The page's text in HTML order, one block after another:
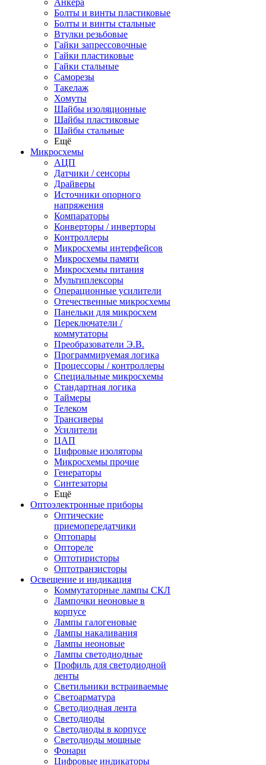
Анкера
Болты и винты пластиковые
Болты и винты стальные
Втулки резьбовые
Гайки запрессовочные
Гайки пластиковые
Гайки стальные
Саморезы
Такелаж
Хомуты
Шайбы изоляционные
Шайбы пластиковые
Шайбы стальные
Ещё
Микросхемы
АЦП
Датчики / сенсоры
Драйверы
Источники опорного
напряжения
Компараторы
Конверторы / инверторы
Контроллеры
Микросхемы интерфейсов
Микросхемы памяти
Микросхемы питания
Мультиплексоры
Операционные усилители
Отечественные микросхемы
Панельки для микросхем
Переключатели /
коммутаторы
Преобразователи Э.В.
Программируемая логика
Процессоры / контроллеры
Специальные микросхемы
Стандартная логика
Таймеры
Телеком
Трансиверы
Усилители
ЦАП
Цифровые изоляторы
Микросхемы прочие
Генераторы
Синтезаторы
Ещё
Оптоэлектронные приборы
Оптические
приемопередатчики
Оптопары
Оптореле
Оптотиристоры
Оптотранзисторы
Освещение и индикация
Коммутаторные лампы СКЛ
Лампочки неоновые в
корпусе
Лампы галогеновые
Лампы накаливания
Лампы неоновые
Лампы светодиодные
Профиль для светодиодной
ленты
Светильники встраиваемые
Светоарматура
Светодиодная лента
Светодиоды
Светодиоды в корпусе
Светодиоды мощные
Фонари
Цифровые индикаторы